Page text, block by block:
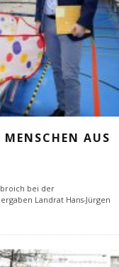
AUS
bei der
Landrat Hans-Jürgen